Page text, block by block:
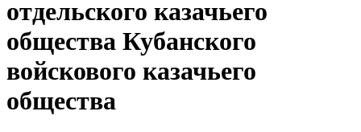
отдельского казачьего
общества Кубанского
войскового казачьего
общества